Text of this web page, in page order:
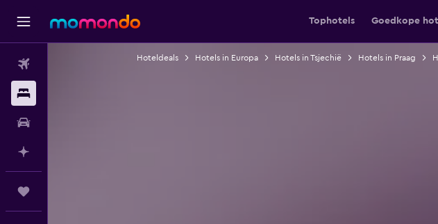
Tophotels Goedkope
Hoteldeals Hotels in Europa Hotels in Tsjechië Hotels in Praag